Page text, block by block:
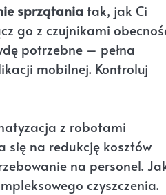
sprzątania tak, jak Ci
go z czujnikami
potrzebne – pełna
mobilnej. Kontroluj
z robotami
się na redukcję kosztów
na personel.
czyszczenia.